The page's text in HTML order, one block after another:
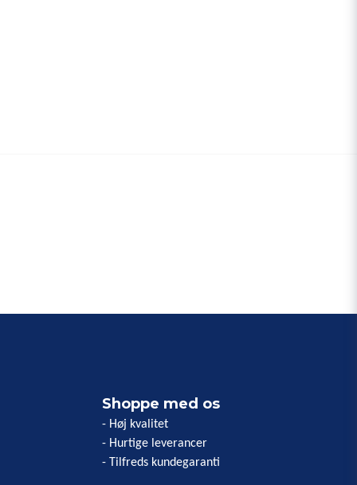
Shoppe med os
- Høj kvalitet
- Hurtige leverancer
- Tilfreds kundegaranti